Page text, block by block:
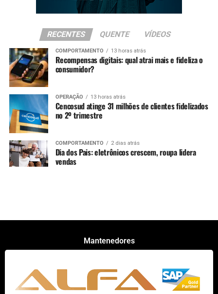
RECENTES QUENTE VÍDEOS
COMPORTAMENTO 13 horas atrás
Recompensas digitais: qual atrai mais e fideliza o
consumidor?
OPERAÇÃO 13 horas atrás
Cencosud atinge 31 milhões de clientes fidelizados
no 2º trimestre
COMPORTAMENTO 2 dias atrás
Dia dos Pais: eletrônicos crescem, roupa lidera
vendas
Mantenedores